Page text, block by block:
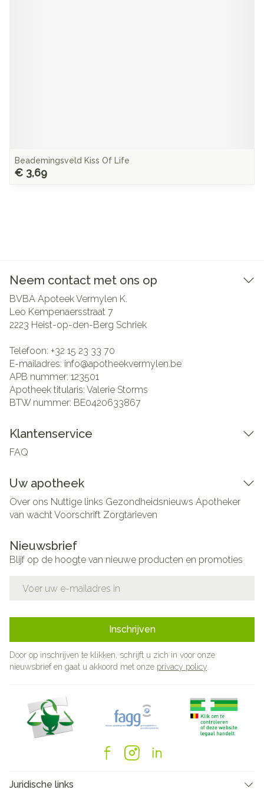
Beademingsveld Kiss Of Life
€ 3,69
Neem contact met ons op
BVBA Apoteek Vermylen K.
Leo Kempenaersstraat 7
2223 Heist-op-den-Berg Schriek
Telefoon: +32 15 23 33 70
E-mailadres: info@apotheekvermylen.be
APB nummer: 123501
Apotheek titularis: Valerie Storms
BTW nummer: BE0420633867
Klantenservice
FAQ
Uw apotheek
Over ons Nuttige links Gezondheidsnieuws Apotheker
van wachtVoorschrift Zorgtarieven
Nieuwsbrief
Blijf op de hoogte van nieuwe producten en promoties
Inschrijven
Door op inschrijven te klikken, schrijft u zich in voor onze
nieuwsbrief en gaat u akkoord met onze privacy policy
Juridische links